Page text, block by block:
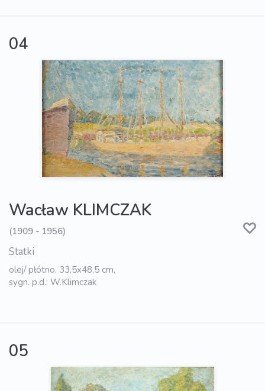
04
Wacław KLIMCZAK
(1909 - 1956)
Statki
olej/ płótno, 33,5x48,5 cm,
sygn. p.d.: W.Klimczak
05